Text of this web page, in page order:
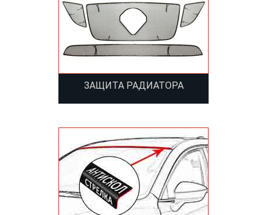
ЗАЩИТА РАДИАТОРА